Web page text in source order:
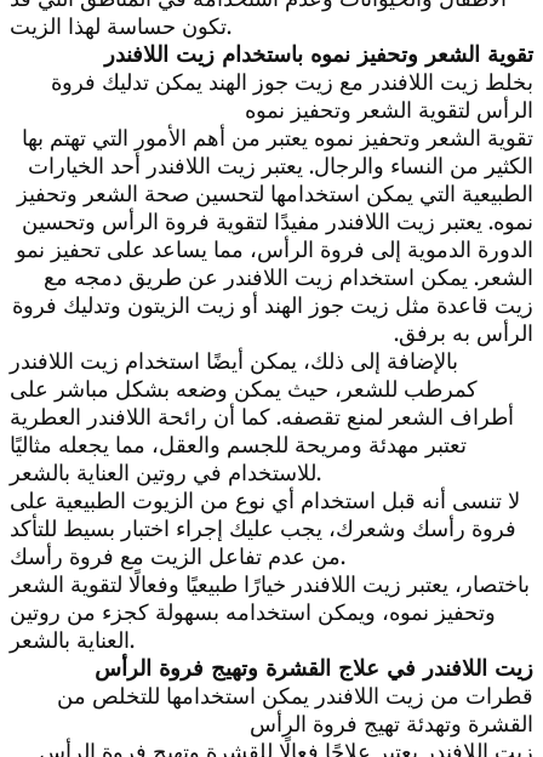
تكون حساسة لهذا الزيت.
تقوية الشعر وتحفيز نموه باستخدام زيت اللافندر
بخلط زيت اللافندر مع زيت جوز الهند يمكن تدليك فروة
الرأس لتقوية الشعر وتحفيز نموه
تقوية الشعر وتحفيز نموه يعتبر من أهم الأمور التي تهتم بها
الكثير من النساء والرجال. يعتبر زيت اللافندر أحد الخيارات
الطبيعية التي يمكن استخدامها لتحسين صحة الشعر وتحفيز
نموه. يعتبر زيت اللافندر مفيدًا لتقوية فروة الرأس وتحسين
الدورة الدموية إلى فروة الرأس، مما يساعد على تحفيز نمو
الشعر. يمكن استخدام زيت اللافندر عن طريق دمجه مع
زيت قاعدة مثل زيت جوز الهند أو زيت الزيتون وتدليك فروة
الرأس به برفق.
بالإضافة إلى ذلك، يمكن أيضًا استخدام زيت اللافندر
كمرطب للشعر، حيث يمكن وضعه بشكل مباشر على
أطراف الشعر لمنع تقصفه. كما أن رائحة اللافندر العطرية
تعتبر مهدئة ومريحة للجسم والعقل، مما يجعله مثاليًا
للاستخدام في روتين العناية بالشعر.
لا تنسى أنه قبل استخدام أي نوع من الزيوت الطبيعية على
فروة رأسك وشعرك، يجب عليك إجراء اختبار بسيط للتأكد
من عدم تفاعل الزيت مع فروة رأسك.
باختصار، يعتبر زيت اللافندر خيارًا طبيعيًا وفعالًا لتقوية الشعر
وتحفيز نموه، ويمكن استخدامه بسهولة كجزء من روتين
العناية بالشعر.
زيت اللافندر في علاج القشرة وتهيج فروة الرأس
قطرات من زيت اللافندر يمكن استخدامها للتخلص من
القشرة وتهدئة تهيج فروة الرأس
زيت اللافندر يعتبر علاجًا فعالًا للقشرة وتهيج فروة الرأس